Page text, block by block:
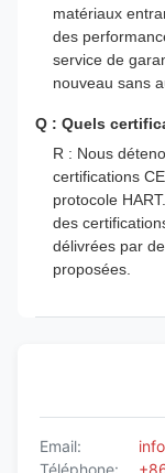
matériaux
des
service de
nouveau sans
Q : Quels
R : Nous
certifications
protocole
des
délivrées par
proposées.
Email:
Téléphone: